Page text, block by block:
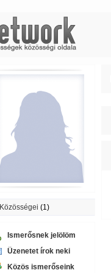
Közösségei (1)
Ismerősnek jelölöm
Üzenetet írok neki
Közös ismerőseink